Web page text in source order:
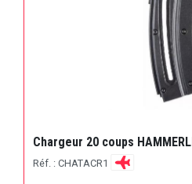
Chargeur 20 coups
Réf. : CHATACR1